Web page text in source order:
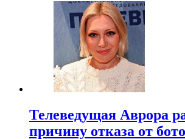
Телеведущая Аврора
причину отказа от